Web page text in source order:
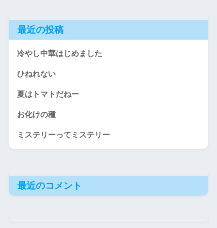
最近の投稿
冷やし中華はじめました
ひねれない
夏はトマトだねー
お化けの種
ミステリーってミステリー
最近のコメント